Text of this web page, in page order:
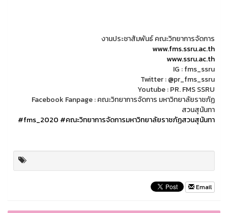
งานประชาสัมพันธ์ คณะวิทยาการจัดการ
www.fms.ssru.ac.th
www.ssru.ac.th
IG : fms_ssru
Twitter : @pr_fms_ssru
Youtube : PR. FMS SSRU
Facebook Fanpage : คณะวิทยาการจัดการ มหาวิทยาลัยราชภัฏ
สวนสุนันทา
#fms_2020 #คณะวิทยาการจัดการมหาวิทยาลัยราชภัฏสวนสุนันทา
Email